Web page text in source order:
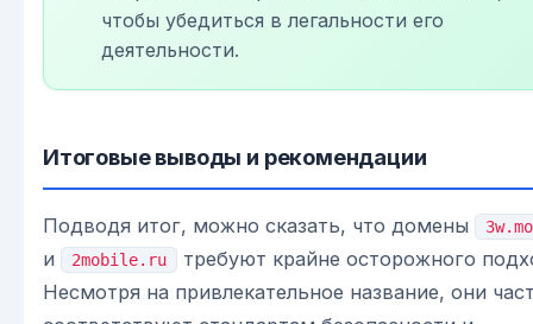
чтобы убедиться в легальности его
деятельности.
Итоговые выводы и рекомендации
Подводя итог, можно сказать, что домены
и 2mobile.ru
требуют крайне осторожного
Несмотря на привлекательное название, они